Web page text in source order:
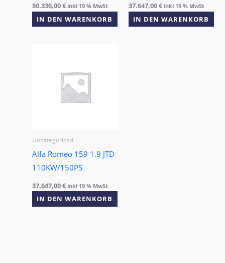
50.336,00€ inkl 19 % MwSt
IN DEN WARENKORB
37.647,00€ inkl 19 % MwSt
IN DEN WARENKORB
Uncategorized
Alfa Romeo 159 1.9 JTD
110KW/150PS
37.647,00€ inkl 19 % MwSt
IN DEN WARENKORB